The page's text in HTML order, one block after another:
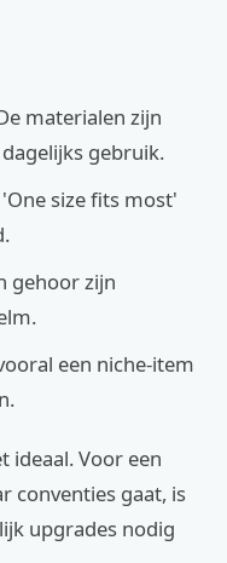
materialen zijn
gebruik.
'One size fits most'
gehoor zijn
een niche-item
ideaal. Voor een
conventies gaat, is
upgrades nodig